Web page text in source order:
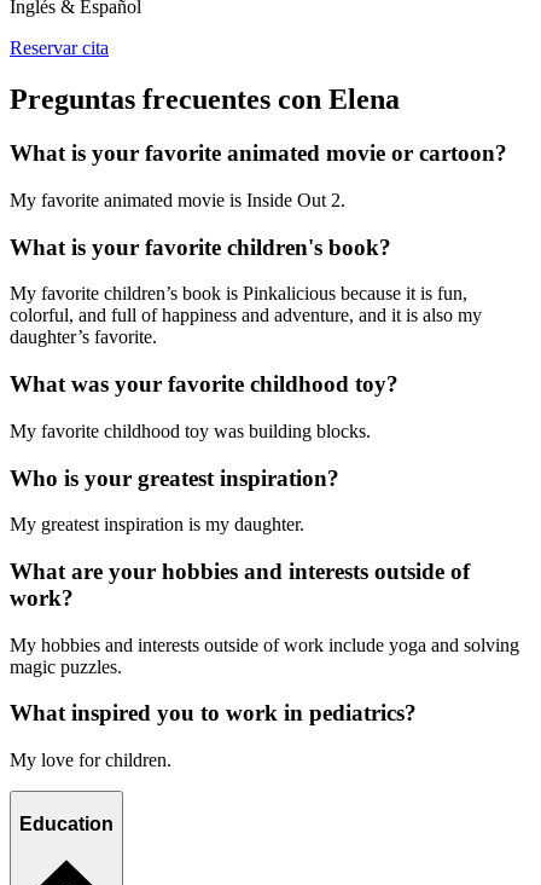
Inglés & Español
Reservar cita
Preguntas frecuentes con Elena
What is your favorite animated movie or cartoon?
My favorite animated movie is Inside Out 2.
What is your favorite children's book?
My favorite children’s book is Pinkalicious because it is fun,
colorful, and full of happiness and adventure, and it is also my
daughter’s favorite.
What was your favorite childhood toy?
My favorite childhood toy was building blocks.
Who is your greatest inspiration?
My greatest inspiration is my daughter.
What are your hobbies and interests outside of
work?
My hobbies and interests outside of work include yoga and solving
magic puzzles.
What inspired you to work in pediatrics?
My love for children.
Education